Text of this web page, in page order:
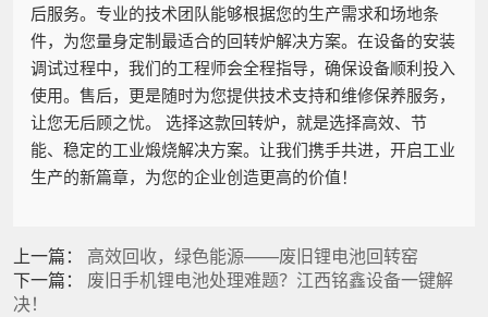
后服务。专业的技术团队能够根据您的生产需求和场地条
件，为您量身定制最适合的回转炉解决方案。在设备的安装
调试过程中，我们的工程师会全程指导，确保设备顺利投入
使用。售后，更是随时为您提供技术支持和维修保养服务，
让您无后顾之忧。 选择这款回转炉，就是选择高效、节
能、稳定的工业煅烧解决方案。让我们携手共进，开启工业
生产的新篇章，为您的企业创造更高的价值！
上一篇： 高效回收，绿色能源——废旧锂电池回转窑
下一篇： 废旧手机锂电池处理难题？江西铭鑫设备一键解
决！